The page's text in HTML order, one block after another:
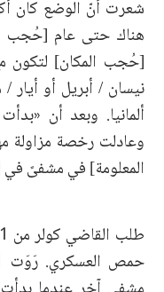
شعرت أنّ الوضع كان
هناك حتى عام [حُجب
[حُجب المكان] لتكون
نيسان / أبريل أو أيار
ألمانيا. وبعد أن
وعادلت رخصة مزاولة
المعلومة] في مشفىً